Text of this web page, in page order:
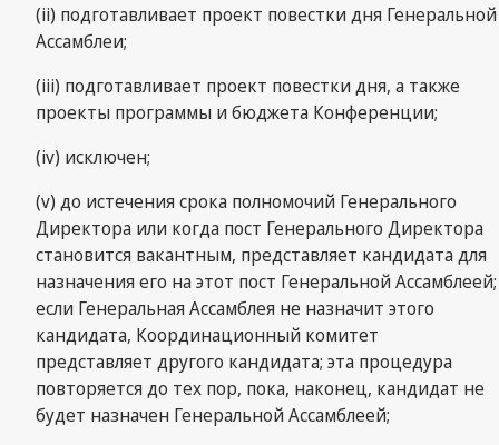
(ii) подготавливает проект повестки дня Генеральной
Ассамблеи;
(iii) подготавливает проект повестки дня, а также
проекты программы и бюджета Конференции;
(iv) исключен;
(v) до истечения срока полномочий Генерального
Директора или когда пост Генерального Директора
становится вакантным, представляет кандидата для
назначения его на этот пост Генеральной Ассамблеей;
если Генеральная Ассамблея не назначит этого
кандидата, Координационный комитет
представляет другого кандидата; эта процедура
повторяется до тех пор, пока, наконец, кандидат не
будет назначен Генеральной Ассамблеей;